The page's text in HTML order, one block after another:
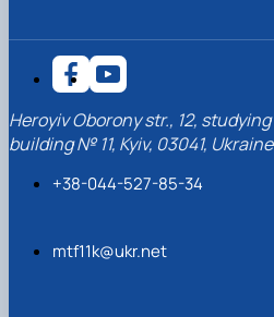
Heroyiv Oborony str., 12, studying
building № 11, Kyiv, 03041, Ukraine
+38-044-527-85-34
mtf11k@ukr.net